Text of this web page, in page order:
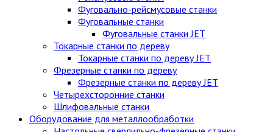
Фуговально-рейсмусовые станки
Фуговальные станки
Фуговальные станки JET
Токарные станки по дереву
Токарные станки по дереву JET
Фрезерные станки по дереву
Фрезерные станки по дереву JET
Четырехсторонние станки
Шлифовальные станки
Оборудование для металлообработки